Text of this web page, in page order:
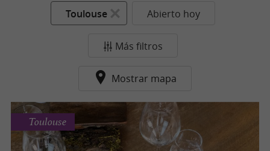
Toulouse Abierto hoy
Más filtros
Mostrar mapa
Toulouse